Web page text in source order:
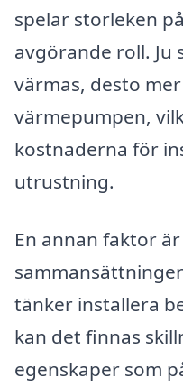
spelar storleken
avgörande roll. Ju
värmas, desto
värmepumpen,
kostnaderna för
utrustning.
En annan faktor
tänker installera
kan det finnas
egenskaper som